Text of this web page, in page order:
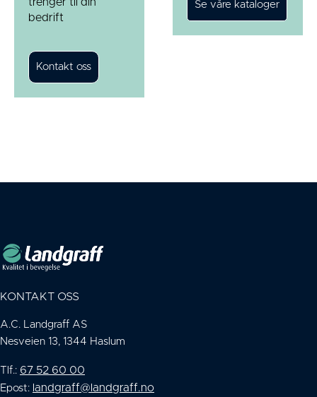
bedrift
KONTAKT OSS
A.C. Landgraff AS
Nesveien 13, 1344 Haslum
Tlf.: 67 52 60 00
Epost: landgraff@landgraff.no